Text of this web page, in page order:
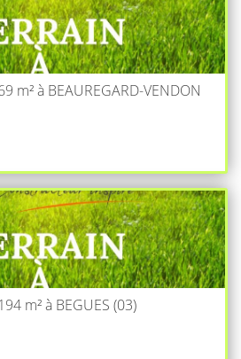
m² à BEAUREGARD-VENDON
m² à BEGUES (03)